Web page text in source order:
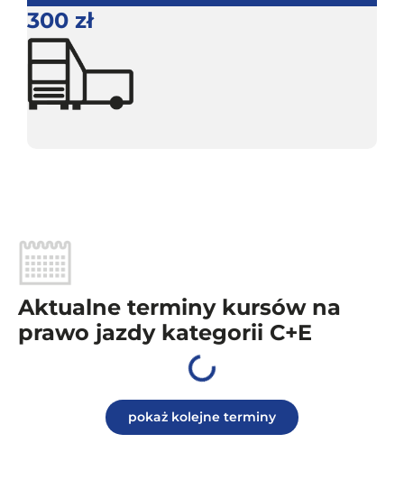
300 zł
Aktualne terminy kursów na
prawo jazdy kategorii C+E
pokaż kolejne terminy